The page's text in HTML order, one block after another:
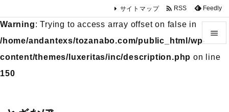
Warning: Trying to access array offset on false in
/home/andantexs/tozanabo.com/public_html/wp-
content/themes/luxeritas/inc/description.php on line
150


サイトマップ  RSS Feedly